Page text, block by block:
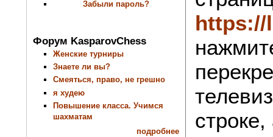
Забыли пароль?
Форум KasparovChess
Женские турниры
Знаете ли вы?
Смеяться, право, не грешно
я худею
Повышение класса. Учимся
шахматам
подробнее
https://